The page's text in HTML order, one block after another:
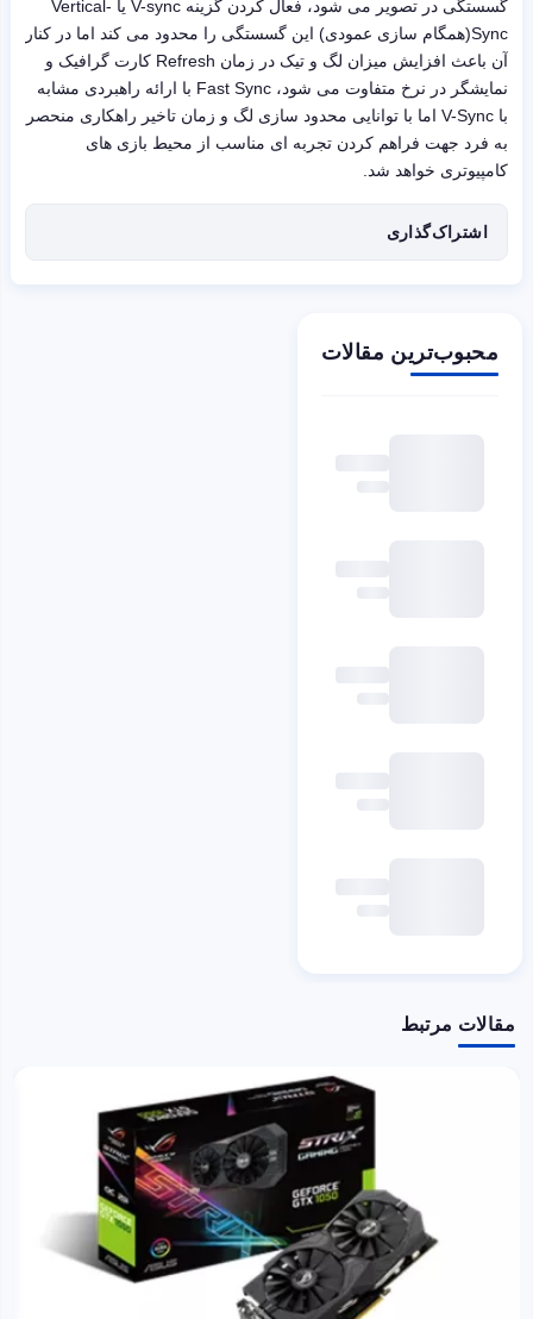
گسستگی در تصویر می شود، فعال کردن گزینه V-sync یا Vertical-
Sync(همگام سازی عمودی) این گسستگی را محدود می کند اما در کنار
آن باعث افزایش میزان لگ و تیک در زمان Refresh کارت گرافیک و
نمایشگر در نرخ متفاوت می شود، Fast Sync با ارائه راهبردی مشابه
با V-Sync اما با توانایی محدود سازی لگ و زمان تاخیر راهکاری منحصر
به فرد جهت فراهم کردن تجربه ای مناسب از محیط بازی های
کامپیوتری خواهد شد.
اشتراک‌گذاری
محبوب‌ترین مقالات
مقالات مرتبط